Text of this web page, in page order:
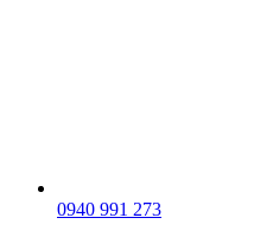
0940 991 273